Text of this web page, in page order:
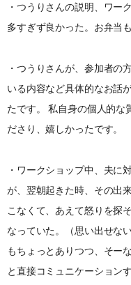
・つうりさんの説明、ワー
多すぎず良かった。お弁当
・つうりさんが、参加者の
いる内容など具体的なお話
たです。 私自身の個人的な
ださり、嬉しかったです。
・ワークショップ中、夫に
が、翌朝起きた時、その出
こなくて、あえて怒りを探
なっていた。（思い出せな
もちょっとありつつ、そー
と直接コミュニケーション